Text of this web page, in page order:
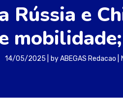
Rússia e
14/05/2025 byABEGAS Redacao